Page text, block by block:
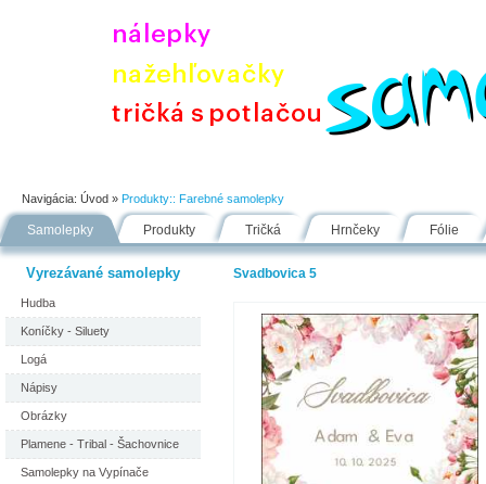
Navigácia: Úvod » Produkty:: Farebné samolepky
Samolepky Produkty Tričká Hrnčeky Fólie
Vyrezávané samolepky
Hudba
Koníčky - Siluety
Logá
Nápisy
Obrázky
Plamene - Tribal - Šachovnice
Samolepky na Vypínače
Svadbovica 5